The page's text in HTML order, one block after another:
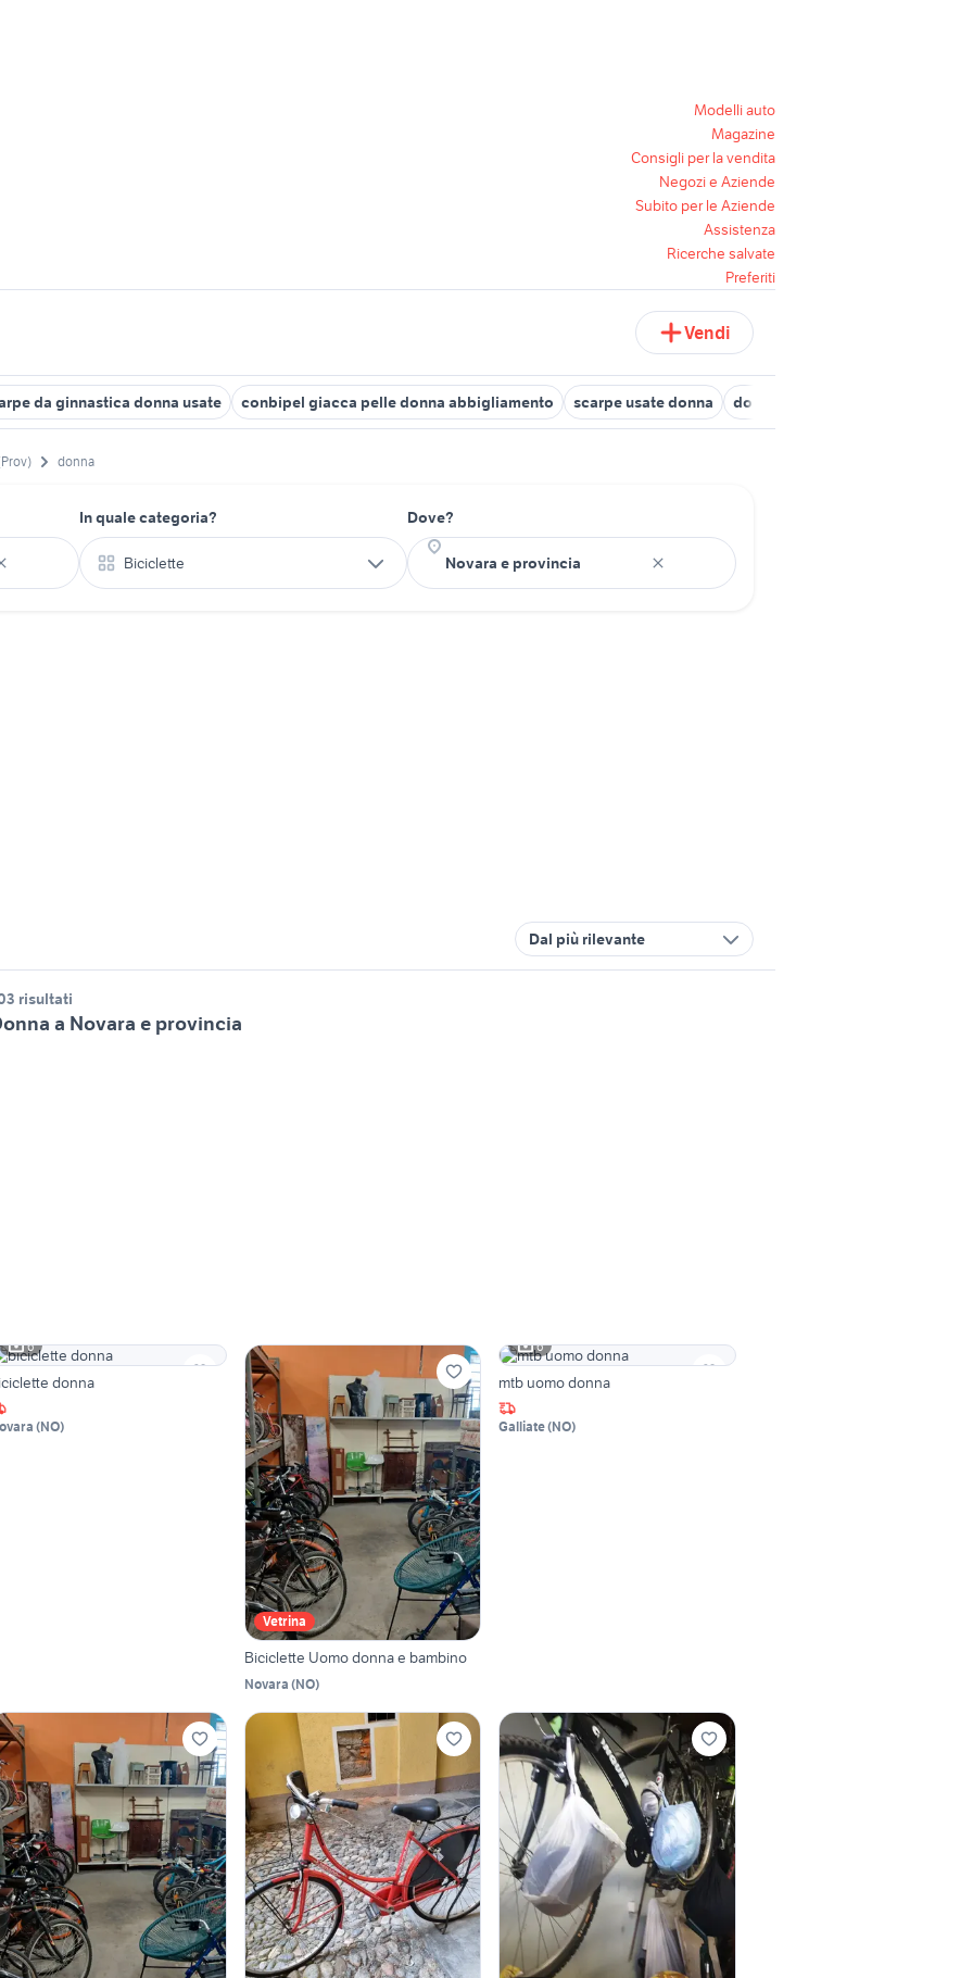
Modelli auto
Magazine
Consigli per la vendita
Negozi e Aziende
Subito per le Aziende
Assistenza
Ricerche salvate
Preferiti
Vendi
da ginnastica donna usate conbipel giacca pelle donna abbigliamento scarpe usate donna donna delle pulizie
donna
In quale categoria?
Biciclette
Dove?
Dal più rilevante
risultati
a Novara e provincia
6
biciclette donna
(NO)
Vetrina
Biciclette Uomo donna e bambino
Novara (NO)
6
mtb uomo donna
Galliate(NO)